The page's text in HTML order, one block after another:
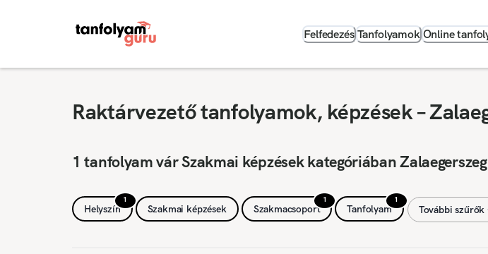
Felfedezés Tanfolyamok Online
Raktárvezető tanfolyamok, képzések –
1 tanfolyam vár Szakmai képzések kategóriában
1
Helyszín Szakmai képzések
1
Szakmacsoport
1
Tanfolyam További szűrők